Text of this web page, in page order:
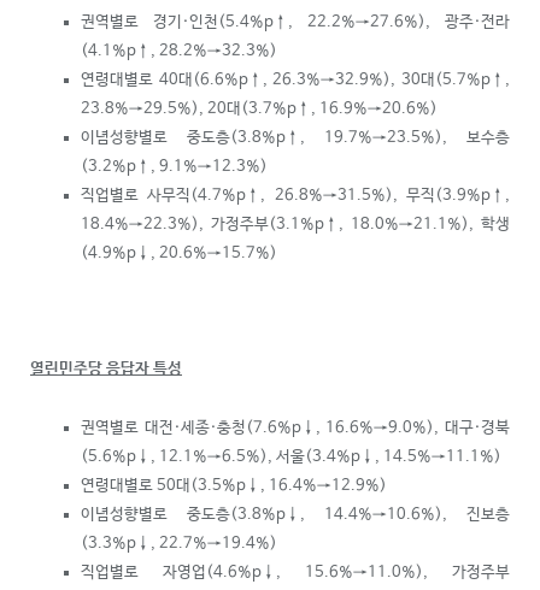
권역별로 경기·인천(5.4%p ↑ , 22.2%→27.6%), 광주·전라
(4.1%p ↑ , 28.2%→32.3%)
연령대별로 40대(6.6%p↑ , 26.3%→32.9%), 30대(5.7%p ↑ ,
23.8%→29.5%), 20대(3.7%p ↑ , 16.9%→20.6%)
이념성향별로 중도층(3.8%p ↑ , 19.7%→23.5%), 보수층
(3.2%p ↑ , 9.1%→12.3%)
직업별로 사무직(4.7%p ↑ , 26.8%→31.5%), 무직(3.9%p ↑ ,
18.4%→22.3%), 가정주부(3.1%p ↑ , 18.0%→21.1%), 학생
(4.9%p ↓ , 20.6%→15.7%)
열린민주당 응답자 특성
권역별로 대전·세종·충청(7.6%p↓ , 16.6%→9.0%), 대구·경북
(5.6%p ↓ , 12.1%→6.5%), 서울(3.4%p ↓ , 14.5%→11.1%)
연령대별로 50대(3.5%p ↓ , 16.4%→12.9%)
이념성향별로 중도층(3.8%p ↓ , 14.4%→10.6%), 진보층
(3.3%p ↓ , 22.7%→19.4%)
직업별로 자영업(4.6%p ↓ , 15.6%→11.0%), 가정주부